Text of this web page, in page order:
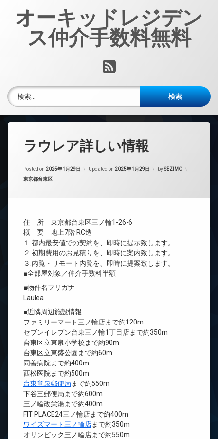
オーキッドレジデン
ス仲介手数料無料
RSS
検索:
ラウレア詳しい情報
Posted on 2025年1月29日 Updated on 2025年1月29日 bySEZIMO
カテゴリー:
東京都台東区
住 所 東京都台東区三ノ輪1-26-6
概 要 地上7階 RC造
１.都内最安値での契約を、即時に提示致します。
２.初期費用のお見積りを、即時に案内致します。
３.内覧・リモート内覧を、即時に提案致します。
■全部屋対象／仲介手数料半額
■物件名フリガナ
Laulea
■近隣周辺施設情報
ファミリーマート三ノ輪店まで約120m
セブンイレブン台東三ノ輪1丁目店まで約350m
台東区立東泉小学校まで約90m
台東区立東盛公園まで約60m
同善病院まで約400m
西松医院まで約500m
台東竜泉郵便局 まで約550m
下谷三郵便局まで約600m
三ノ輪改栄湯まで約400m
FIT PLACE24三ノ輪店まで約400m
ワイズマート三ノ輪店まで約350m
オリンピック三ノ輪店まで約550m